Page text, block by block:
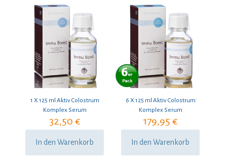
1 X 125 ml Aktiv Colostrum
Komplex Serum
32,50 €
In den Warenkorb
6 X 125 ml Aktiv Colostrum
Komplex Serum
179,95€
In den Warenkorb